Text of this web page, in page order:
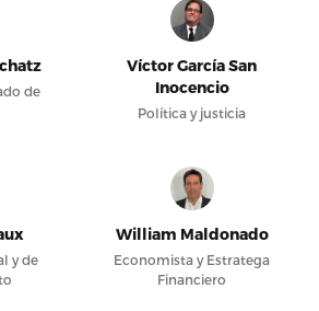
de
Víctor García San
Inocencio
Política y justicia
y de
William Maldonado
Economista y Estratega
Financiero